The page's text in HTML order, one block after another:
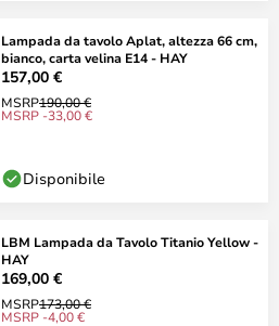
Lampada da tavolo Aplat, altezza 66 cm,
bianco, carta velina E14 - HAY
157,00 €
MSRP190,00 €
MSRP -33,00 €
Disponibile
LBM Lampada da Tavolo Titanio Yellow -
HAY
169,00 €
MSRP173,00 €
MSRP -4,00 €